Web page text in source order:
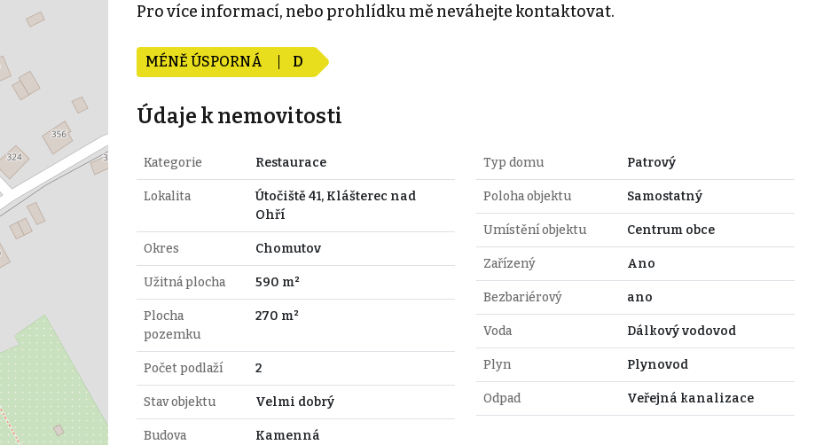
Pro více informací, nebo prohlídku mě neváhejte kontaktovat.
MÉNĚ ÚSPORNÁ D
Údaje k nemovitosti
Kategorie Restaurace
Lokalita
Útočiště 41, Klášterec nad
Ohří
Okres Chomutov
Užitná plocha 590 m²
Plocha
pozemku
270 m²
Počet podlaží 2
Stav objektu Velmi dobrý
Budova Kamenná
Typ domu Patrový
Poloha objektu Samostatný
Umístění objektu Centrum obce
Zařízený Ano
Bezbariérový ano
Voda Dálkový vodovod
Plyn Plynovod
Odpad Veřejná kanalizace